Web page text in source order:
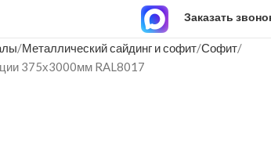
Заказать
Металлический сайдинг и софит Софит
375х3000мм RAL8017